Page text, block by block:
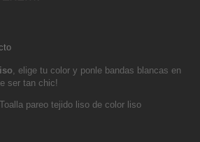
, elige tu color y ponle bandas blancas en
ser tan chic!
pareo tejido liso de color liso